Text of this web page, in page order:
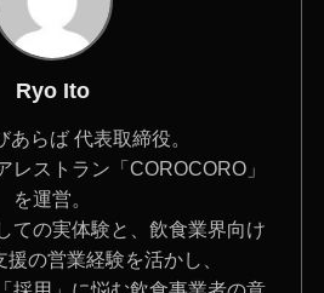
Ryo Ito
あらば 代表取締役。
レストラン「COROCORO」
を運営。
ての実体験と、飲食業界向け
の営業経験を活かし、